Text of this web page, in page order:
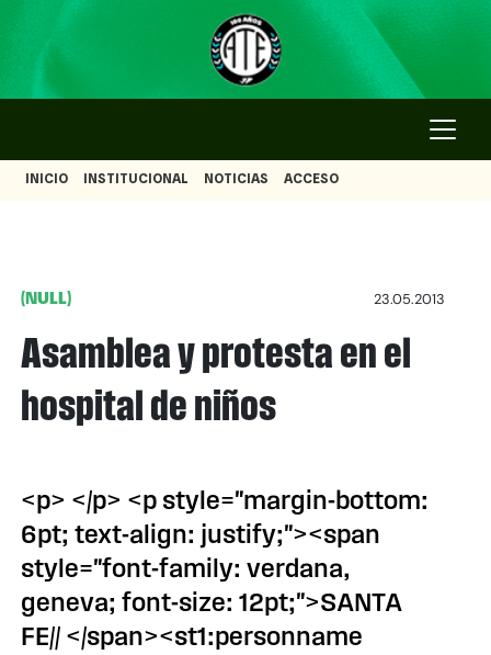
INICIO INSTITUCIONAL NOTICIAS ACCESO
(NULL) 23.05.2013
Asamblea y protesta en el
hospital de niños
<p> </p> <p style="margin-bottom:
6pt; text-align: justify;"><span
style="font-family: verdana,
geneva; font-size: 12pt;">SANTA
FE// </span><st1:personname